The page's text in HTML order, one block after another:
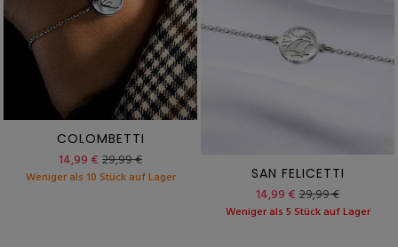
COLOMBETTI
14,99 € 29,99 €
Weniger als 10 Stück auf Lager SAN FELICETTI
14,99 € 29,99 €
Weniger als 5 Stück auf Lager